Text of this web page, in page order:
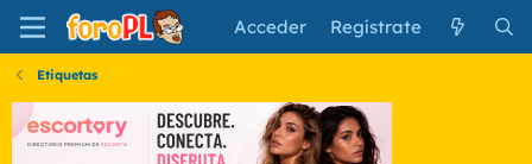
Acceder Regístrate
Etiquetas